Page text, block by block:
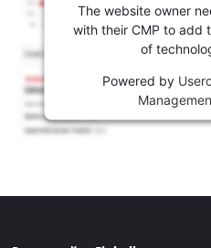
The website owner
with their CMP to add
of
Powered by